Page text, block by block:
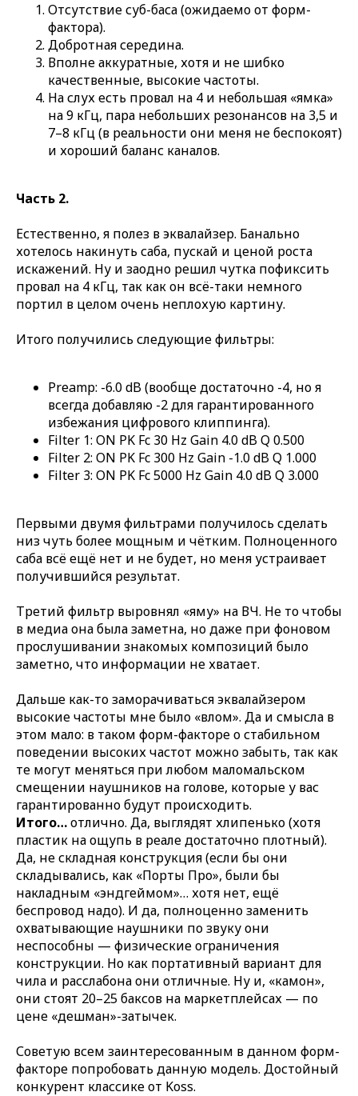
Отсутствие суб-баса (ожидаемо от форм-
фактора).
Добротная середина.
Вполне аккуратные, хотя и не шибко
качественные, высокие частоты.
На слух есть провал на 4 и небольшая «ямка»
на 9 кГц, пара небольших резонансов на 3,5 и
7–8 кГц (в реальности они меня не беспокоят)
и хороший баланс каналов.
Часть 2.
Естественно, я полез в эквалайзер. Банально
хотелось накинуть саба, пускай и ценой роста
искажений. Ну и заодно решил чутка пофиксить
провал на 4 кГц, так как он всё-таки немного
портил в целом очень неплохую картину.
Итого получились следующие фильтры:
Preamp: -6.0 dB (вообще достаточно -4, но я
всегда добавляю -2 для гарантированного
избежания цифрового клиппинга).
Filter 1: ON PK Fc 30 Hz Gain 4.0 dB Q 0.500
Filter 2: ON PK Fc 300 Hz Gain -1.0 dB Q 1.000
Filter 3: ON PK Fc 5000 Hz Gain 4.0 dB Q 3.000
Первыми двумя фильтрами получилось сделать
низ чуть более мощным и чётким. Полноценного
саба всё ещё нет и не будет, но меня устраивает
получившийся результат.
Третий фильтр выровнял «яму» на ВЧ. Не то чтобы
в медиа она была заметна, но даже при фоновом
прослушивании знакомых композиций было
заметно, что информации не хватает.
Дальше как-то заморачиваться эквалайзером
высокие частоты мне было «влом». Да и смысла в
этом мало: в таком форм-факторе о стабильном
поведении высоких частот можно забыть, так как
те могут меняться при любом маломальском
смещении наушников на голове, которые у вас
гарантированно будут происходить.
Итого…отлично. Да, выглядят хлипенько (хотя
пластик на ощупь в реале достаточно плотный).
Да, не складная конструкция (если бы они
складывались, как «Порты Про», были бы
накладным «эндгеймом»… хотя нет, ещё
беспровод надо). И да, полноценно заменить
охватывающие наушники по звуку они
неспособны — физические ограничения
конструкции. Но как портативный вариант для
чила и расслабона они отличные. Ну и, «камон»,
они стоят 20–25 баксов на маркетплейсах — по
цене «дешман»-затычек.
Советую всем заинтересованным в данном форм-
факторе попробовать данную модель. Достойный
конкурент классике от Koss.